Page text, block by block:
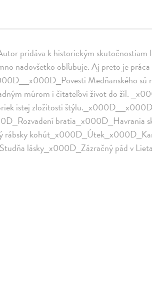
pridáva k historickým skutočnostiam
nadovšetko obľubuje. Aj preto je
Medňanského sú
múrom i čitateľovi život do žíl.
istej zložitosti
bratia_x000D_Havrania
rábsky
lásky_x000D_Zázračný pád v